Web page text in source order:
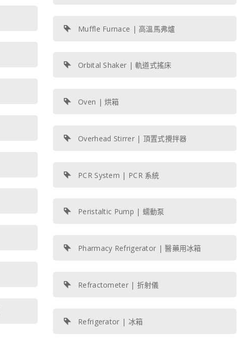
Muffle Furnace | 高溫馬弗爐
Orbital Shaker | 軌道式搖床
Oven | 烘箱
Overhead Stirrer | 頂置式攪拌器
PCR System | PCR 系統
Peristaltic Pump | 蠕動泵
Pharmacy Refrigerator | 醫藥用冰箱
Refractometer | 折射儀
Refrigerator | 冰箱